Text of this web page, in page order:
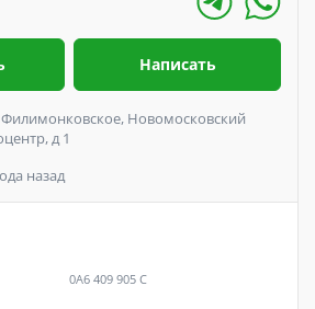
Написать
Новомосковский
д 1
назад
0A6 409 905 C